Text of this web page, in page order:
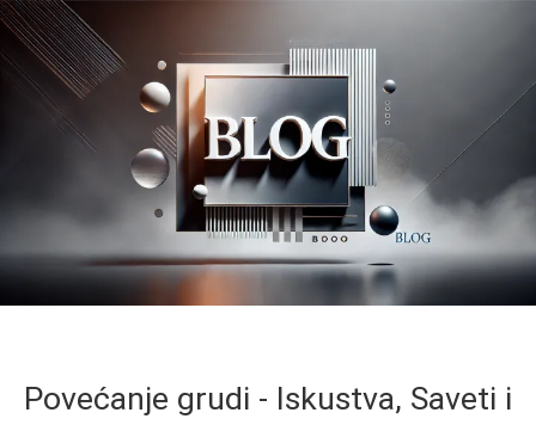
Povećanje grudi - Iskustva, Saveti i